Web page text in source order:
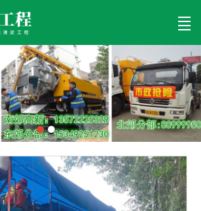
污泥工程 清淤检测 关于帅印 工程案例 联系我们